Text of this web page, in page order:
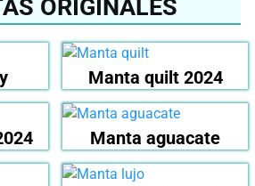
ORIGINALES
Manta quilt 2024
Manta aguacate